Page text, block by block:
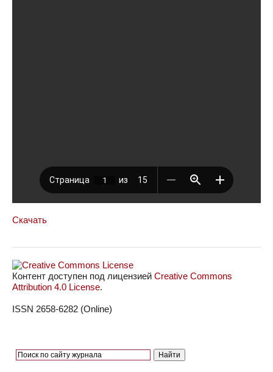
Скачать
Контент доступен под лицензией Creative Commons
Attribution 4.0 License.
ISSN 2658-6282 (Online)